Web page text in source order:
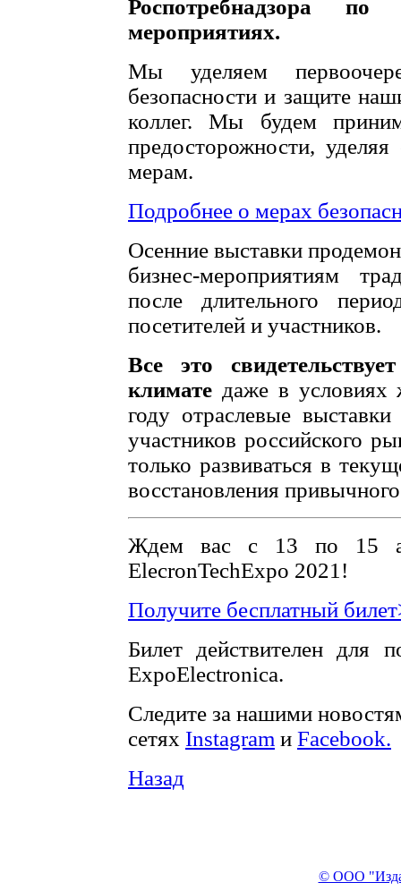
Роспотребнадзора
мероприятиях.
Мы уделяем
безопасности и защите
коллег. Мы будем
предосторожности,
мерам.
Подробнее о мерах
Осенние выставки
бизнес-мероприятиям
после длительного
посетителей и участников.
Все это
климате даже в условиях
году отраслевые
участников российского
только развиваться в
восстановления
Ждем вас с 13 по 15
ElecronTechExpo 2021!
Получите бесплатный
Билет действителен для
ExpoEleсtronica.
Следите за нашими
сетях Instagram и Facebook.
Назад
© ООО